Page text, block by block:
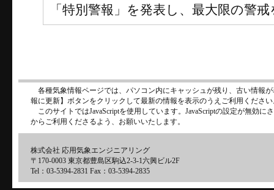
「特別警報」を発表し、最大限の警
各種気象情報ページでは、パソコン内にキャッシュが残り、古い情報
報に更新】ボタンをクリックして最新の情報を表示のうえご利用くださ
このサイトではJavaScriptを使用しています。JavaScriptの設定が無効
からご利用くださるよう、お願いいたします。
株式会社 応用気象エンジニアリング
〒170-0003 東京都豊島区駒込2-3-1六興ビル2F
Tel：03-5394-2831 Fax：03-5394-2835